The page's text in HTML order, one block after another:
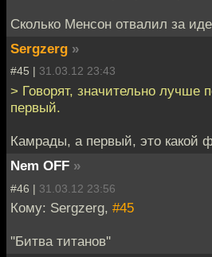
Сколько Менсон отвалил за
Sergzerg »
#45 | 31.03.12 23:43
> Говорят, значительно лучше
первый.
Камрады, а первый, это какой
Nem OFF »
#46 | 31.03.12 23:56
Кому: Sergzerg, #45
''Битва титанов''